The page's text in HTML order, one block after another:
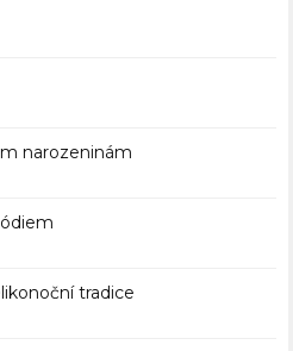
narozeninám
tradice